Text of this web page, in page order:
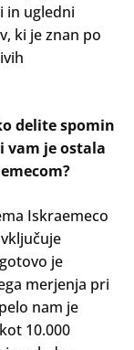
in ugledni
ki je znan po
delite spomin
vam je ostala
Iskraemeco
je
merjenja pri
nam je
10.000